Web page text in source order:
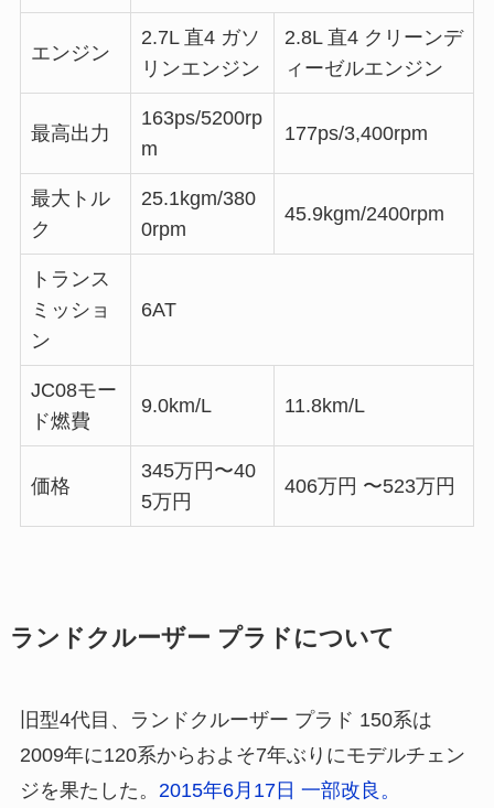
エンジン
2.7L 直4 ガソ
リンエンジン
2.8L 直4 クリーンデ
ィーゼルエンジン
最高出力
163ps/5200rp
m
177ps/3,400rpm
最大トル
ク
25.1kgm/380
0rpm
45.9kgm/2400rpm
トランス
ミッショ
ン
6AT
JC08モー
ド燃費
9.0km/L 11.8km/L
価格
345万円〜40
5万円
406万円 〜523万円
ランドクルーザー プラドについて
旧型4代目、ランドクルーザー プラド 150系は
2009年に120系からおよそ7年ぶりにモデルチェン
ジを果たした。 2015年6月17日 一部改良。